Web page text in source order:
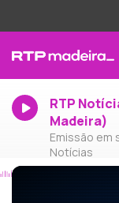
RTP
Madeira)
Emissão em
Notícias